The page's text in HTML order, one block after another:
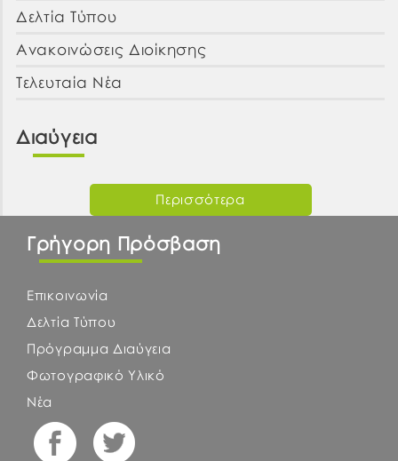
Δελτία Τύπου
Ανακοινώσεις Διοίκησης
Τελευταία Νέα
Διαύγεια
Περισσότερα
Γρήγορη Πρόσβαση
Επικοινωνία
Δελτία Τύπου
Πρόγραμμα Διαύγεια
Φωτογραφικό Υλικό
Νέα